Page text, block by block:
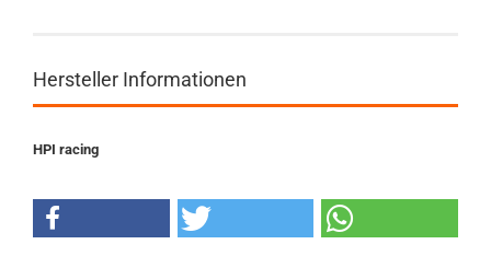
Hersteller Informationen
HPI racing